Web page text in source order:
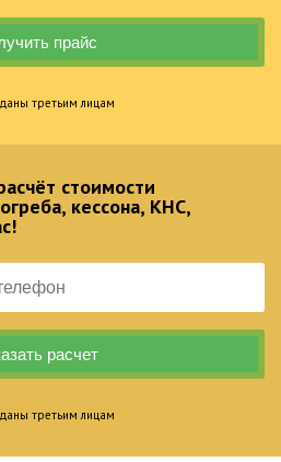
третьим лицам
стоимости
кессона, КНС,
третьим лицам